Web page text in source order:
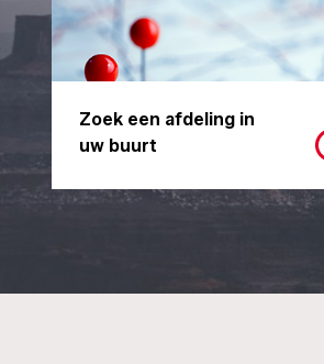
Zoek een afdeling in
uw buurt